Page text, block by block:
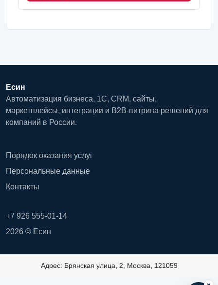
Есин
Автоматизация бизнеса, 1С, CRM, сайты,
маркетплейсы, интеграции и B2B-витрина решений для
компаний в России.
Порядок оказания услуг
Персональные данные
Контакты
+7 926 555-01-14
2026 © Есин
Адрес: Брянская улица, 2, Москва, 121059